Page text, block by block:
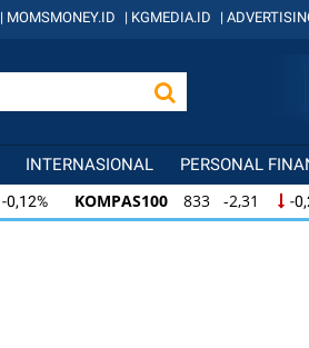
| MOMSMONEY.ID | KGMEDIA.ID |
INTERNASIONAL PERSONAL
-0,12% KOMPAS100 833 -2,31 -
-0,12% KOMPAS100 833 -2,31 -